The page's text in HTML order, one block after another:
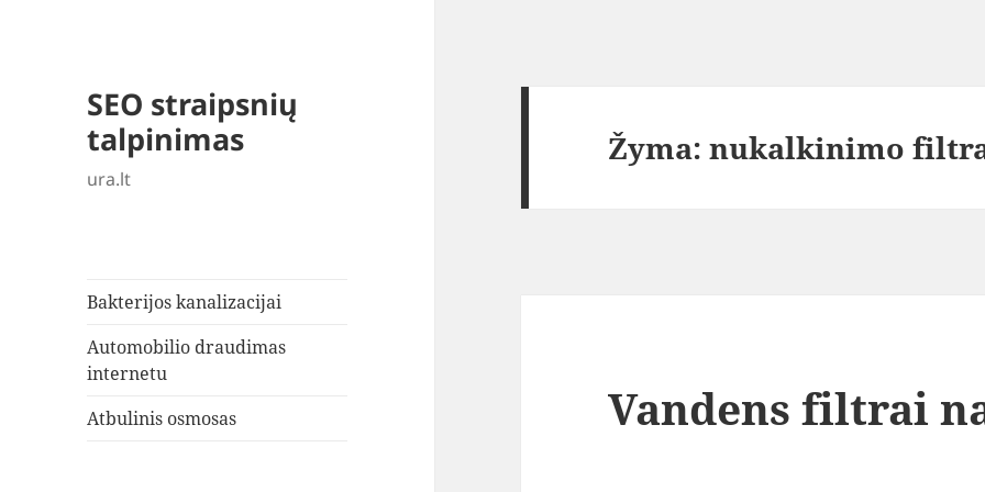
SEO straipsnių
talpinimas
ura.lt
Bakterijos kanalizacijai
Automobilio draudimas
internetu
Atbulinis osmosas
Žyma:nukalkinimo
Vandens filtrai